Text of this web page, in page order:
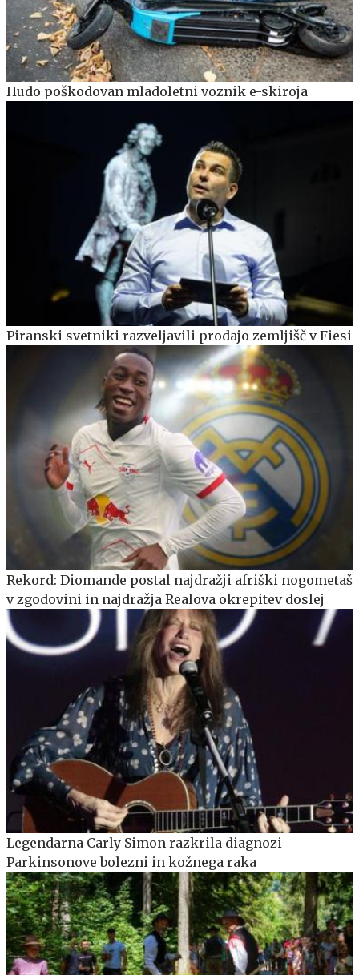
Hudo poškodovan mladoletni voznik e-skiroja
Piranski svetniki razveljavili prodajo zemljišč v Fiesi
Rekord: Diomande postal najdražji afriški nogometaš
v zgodovini in najdražja Realova okrepitev doslej
Legendarna Carly Simon razkrila diagnozi
Parkinsonove bolezni in kožnega raka